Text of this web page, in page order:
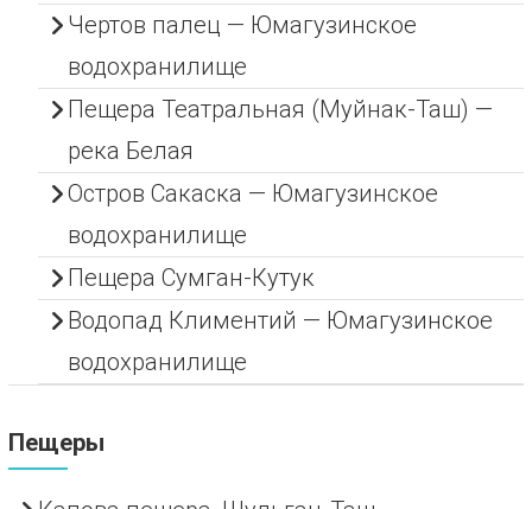
Чертов палец — Юмагузинское
водохранилище
Пещера Театральная (Муйнак-Таш) —
река Белая
Остров Сакаска — Юмагузинское
водохранилище
Пещера Сумган-Кутук
Водопад Климентий — Юмагузинское
водохранилище
Пещеры